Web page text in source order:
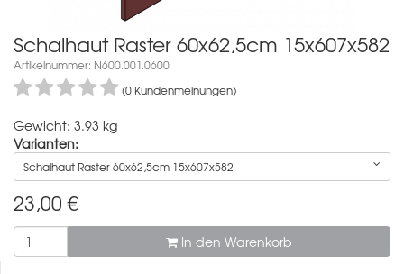
Schalhaut Raster 60x62,5cm 15x607x582
Artikelnummer: N600.001.0600
(0 Kundenmeinungen)
Gewicht: 3.93 kg
Varianten:
Schalhaut Raster 60x62,5cm 15x607x582
23,00 €
In den Warenkorb